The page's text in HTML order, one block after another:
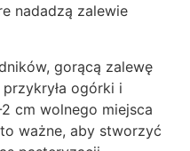
nadadzą zalewie
gorącą zalewę
ogórki i
cm wolnego miejsca
ważne, aby stworzyć